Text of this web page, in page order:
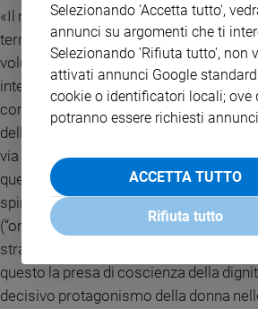
«Il monachesimo benedettino, col suo
territoriale dovuto alla “stabilitas loci”
voluta dal Santo Fondatore, ha di fatto
intere regioni, educando al lavoro
congiunto alla lode di Dio in cui si
della creatura, immagine del Creatore.
via di realizzazione di sé e di
quella della necessità di coltivare
spirituale della vita per essere e
(“ora et labora”) sono frutto di questa
straordinaria figura di Santa Caterina si
questo la presa di coscienza della
decisivo protagonismo della donna
Selezionando 'Accetta tutto',
annunci su argomenti che ti
Selezionando 'Rifiuta tutto', non
attivati annunci Google
cookie o identificatori locali; ove
potranno essere richiesti
ACCETTA TUTTO
Rifiuta tutto